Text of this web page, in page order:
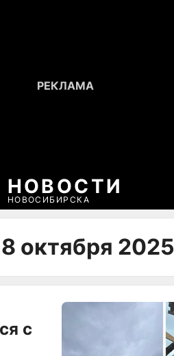
НОВОСТИ
НОВОСИБИРСКА
октября 2025
с